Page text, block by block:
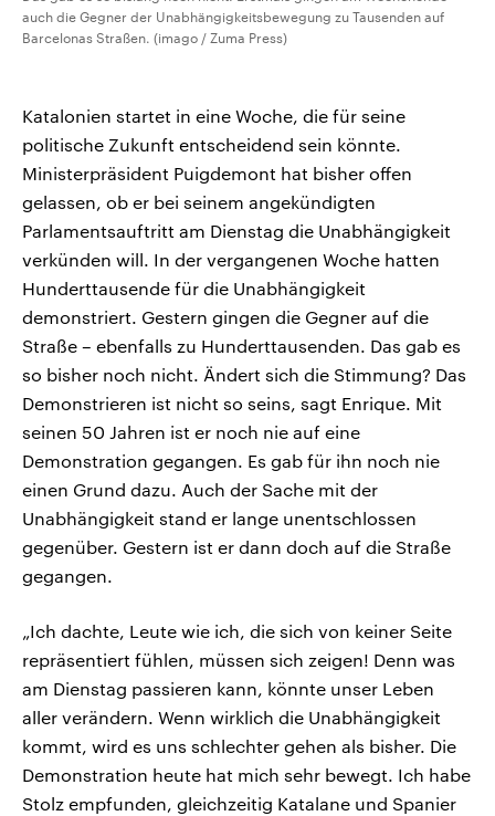
auch die Gegner der Unabhängigkeitsbewegung zu Tausenden auf
Barcelonas Straßen. (imago / Zuma Press)
Katalonien startet in eine Woche, die für seine
politische Zukunft entscheidend sein könnte.
Ministerpräsident Puigdemont hat bisher offen
gelassen, ob er bei seinem angekündigten
Parlamentsauftritt am Dienstag die Unabhängigkeit
verkünden will. In der vergangenen Woche hatten
Hunderttausende für die Unabhängigkeit
demonstriert. Gestern gingen die Gegner auf die
Straße – ebenfalls zu Hunderttausenden. Das gab es
so bisher noch nicht. Ändert sich die Stimmung? Das
Demonstrieren ist nicht so seins, sagt Enrique. Mit
seinen 50 Jahren ist er noch nie auf eine
Demonstration gegangen. Es gab für ihn noch nie
einen Grund dazu. Auch der Sache mit der
Unabhängigkeit stand er lange unentschlossen
gegenüber. Gestern ist er dann doch auf die Straße
gegangen.
„Ich dachte, Leute wie ich, die sich von keiner Seite
repräsentiert fühlen, müssen sich zeigen! Denn was
am Dienstag passieren kann, könnte unser Leben
aller verändern. Wenn wirklich die Unabhängigkeit
kommt, wird es uns schlechter gehen als bisher. Die
Demonstration heute hat mich sehr bewegt. Ich habe
Stolz empfunden, gleichzeitig Katalane und Spanier